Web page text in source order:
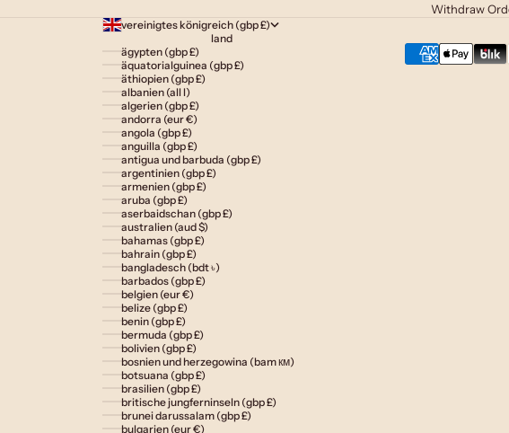
Withdraw
vereinigtes königreich (gbp £)
land
ägypten (gbp £)
äquatorialguinea (gbp £)
äthiopien (gbp £)
albanien (all l)
algerien (gbp £)
andorra (eur €)
angola (gbp £)
anguilla (gbp £)
antigua und barbuda (gbp £)
argentinien (gbp £)
armenien (gbp £)
aruba (gbp £)
aserbaidschan (gbp £)
australien (aud $)
bahamas (gbp £)
bahrain (gbp £)
bangladesch (bdt ৳)
barbados (gbp £)
belgien (eur €)
belize (gbp £)
benin (gbp £)
bermuda (gbp £)
bolivien (gbp £)
bosnien und herzegowina (bam км)
botsuana (gbp £)
brasilien (gbp £)
britische jungferninseln (gbp £)
brunei darussalam (gbp £)
bulgarien (eur €)